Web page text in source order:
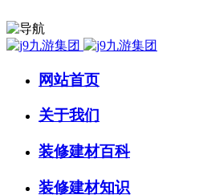
网站首页
关于我们
装修建材百科
装修建材知识